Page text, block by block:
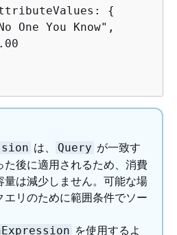
{
One You Know",
は、 Query が一致す
た後に適用されるため、消費
量は減少しません。可能な場
エリのために範囲条件でソー
を使用するよ